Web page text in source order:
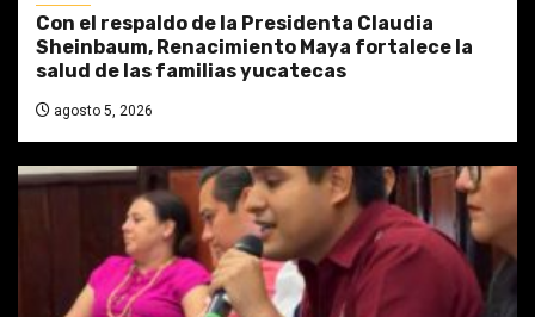
Con el respaldo de la Presidenta Claudia
Sheinbaum, Renacimiento Maya fortalece la
salud de las familias yucatecas
agosto 5, 2026